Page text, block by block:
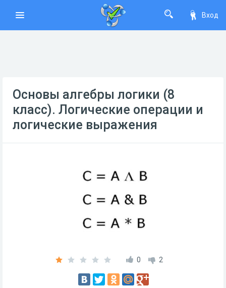
Вход
Основы алгебры логики (8
класс). Логические операции и
логические выражения
0 2